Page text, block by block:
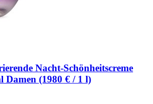
Nacht-Schönheitscreme
Damen (1980 € / 1 l)